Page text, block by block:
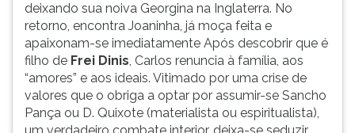
deixando sua noiva Georgina na Inglaterra. No
retorno, encontra Joaninha, já moça feita e
apaixonam-se imediatamente Após descobrir que é
filho de Frei Dinis, Carlos renuncia à família, aos
“amores” e aos ideais. Vitimado por uma crise de
valores que o obriga a optar por assumir-se Sancho
Pança ou D. Quixote (materialista ou espiritualista),